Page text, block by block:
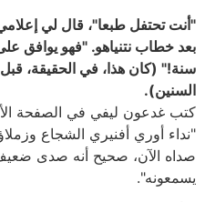
"أنت تحتفل طبعا"، قال لي
السنين).
كتب غدعون ليفي في الصفحة
"نداء أوري أفنيري الشجاع
صداه الآن، صحيح أنه صدى
يسمعونه".